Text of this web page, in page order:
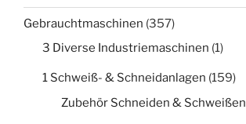
Gebrauchtmaschinen (357)
3 Diverse Industriemaschinen (1)
1 Schweiß- & Schneidanlagen (159)
Zubehör Schneiden & Schweißen